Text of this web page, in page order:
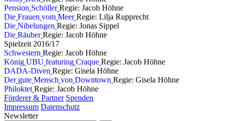
Pension Schöller Regie: Jacob Höhne
Die Frauen vom Meer Regie: Lilja Rupprecht
Die Nibelungen Regie: Jonas Sippel
Die Räuber Regie: Jacob Höhne
Spielzeit 2016/1 7
Schwestern Regie: Jacob Höhne
König UBU featuring Craque Regie: Jacob Höhne
DADA-Diven Regie: Gisela Höhne
Der gute Mensch von Downtown Regie: Gisela Höhne
Philoktet Regie: Jacob Höhne
Förderer & Partner Spenden
Impressum Datenschutz
Newsletter